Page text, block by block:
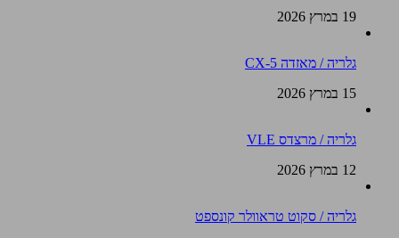
19 במרץ 2026
גלריה / מאזדה CX-5
15 במרץ 2026
גלריה / מרצדס VLE
12 במרץ 2026
גלריה / סקוט טראוולר קונספט